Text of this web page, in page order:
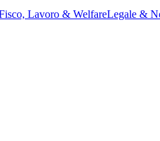
Lavoro & WelfareLegale &